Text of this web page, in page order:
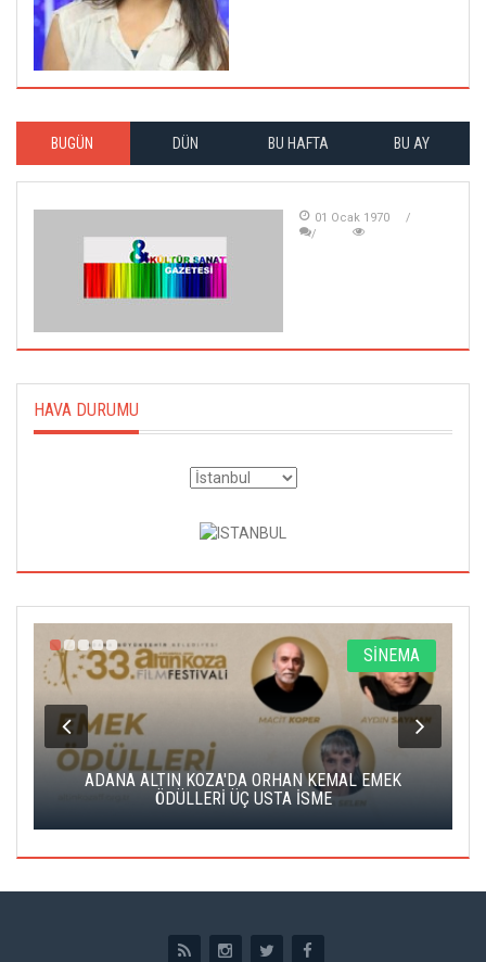
BUGÜN DÜN BU HAFTA BU AY
01 Ocak 1970
HAVA DURUMU
SİNEMA
ADANA ALTIN KOZA'DA ORHAN KEMAL EMEK
ÖDÜLLERİ ÜÇ USTA İSME